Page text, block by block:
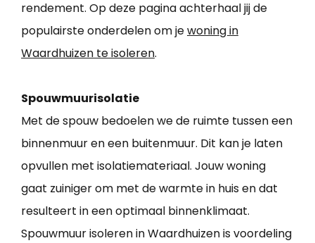
rendement. Op deze pagina achterhaal jij de
populairste onderdelen om jewoning in
Waardhuizen te isoleren.
Spouwmuurisolatie
Met de spouw bedoelen we de ruimte tussen een
binnenmuur en een buitenmuur. Dit kan je laten
opvullen met isolatiemateriaal. Jouw woning
gaat zuiniger om met de warmte in huis en dat
resulteert in een optimaal binnenklimaat.
Spouwmuur isoleren in Waardhuizen is voordeling